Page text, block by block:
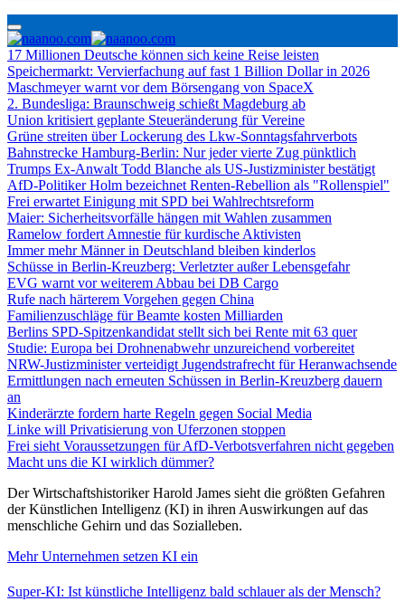
17 Millionen Deutsche können sich keine Reise leisten
Speichermarkt: Vervierfachung auf fast 1 Billion Dollar in 2026
Maschmeyer warnt vor dem Börsengang von SpaceX
2. Bundesliga: Braunschweig schießt Magdeburg ab
Union kritisiert geplante Steueränderung für Vereine
Grüne streiten über Lockerung des Lkw-Sonntagsfahrverbots
Bahnstrecke Hamburg-Berlin: Nur jeder vierte Zug pünktlich
Trumps Ex-Anwalt Todd Blanche als US-Justizminister bestätigt
AfD-Politiker Holm bezeichnet Renten-Rebellion als "Rollenspiel"
Frei erwartet Einigung mit SPD bei Wahlrechtsreform
Maier: Sicherheitsvorfälle hängen mit Wahlen zusammen
Ramelow fordert Amnestie für kurdische Aktivisten
Immer mehr Männer in Deutschland bleiben kinderlos
Schüsse in Berlin-Kreuzberg: Verletzter außer Lebensgefahr
EVG warnt vor weiterem Abbau bei DB Cargo
Rufe nach härterem Vorgehen gegen China
Familienzuschläge für Beamte kosten Milliarden
Berlins SPD-Spitzenkandidat stellt sich bei Rente mit 63 quer
Studie: Europa bei Drohnenabwehr unzureichend vorbereitet
NRW-Justizminister verteidigt Jugendstrafrecht für Heranwachsende
Ermittlungen nach erneuten Schüssen in Berlin-Kreuzberg dauern
an
Kinderärzte fordern harte Regeln gegen Social Media
Linke will Privatisierung von Uferzonen stoppen
Frei sieht Voraussetzungen für AfD-Verbotsverfahren nicht gegeben
Macht uns die KI wirklich dümmer?
Der Wirtschaftshistoriker Harold James sieht die größten Gefahren
der Künstlichen Intelligenz (KI) in ihren Auswirkungen auf das
menschliche Gehirn und das Sozialleben.
Mehr Unternehmen setzen KI ein
Super-KI: Ist künstliche Intelligenz bald schlauer als der Mensch?